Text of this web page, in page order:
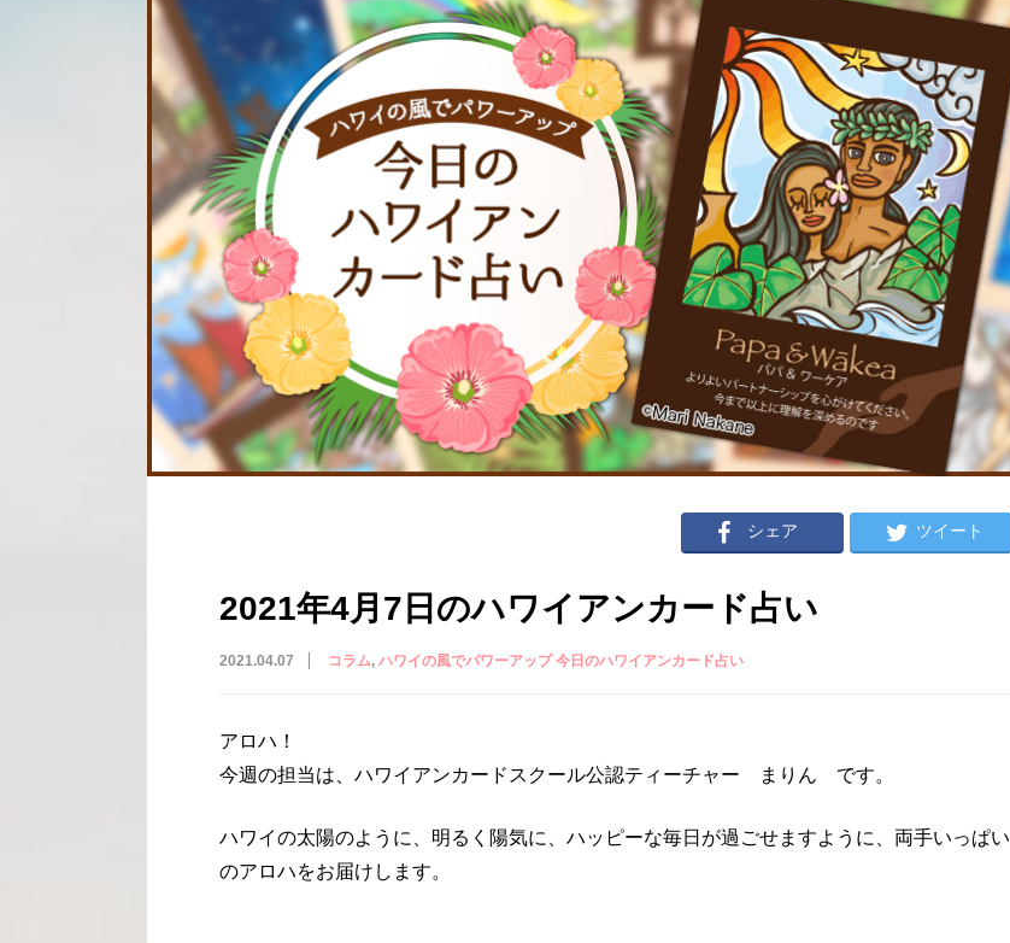
シェア ツイート
2021年4月7日のハワイアンカード占い
2021.04.07 コラム ハワイの風でパワーアップ 今日のハワイアンカード占い
アロハ！
今週の担当は、ハワイアンカードスクール公認ティーチャー まりん です。
ハワイの太陽のように、明るく陽気に、ハッピーな毎日が過ごせますように、両手いっぱい
のアロハをお届けします。